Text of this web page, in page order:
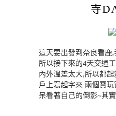
寺
這天要出發到奈良看鹿,
所以接下來的4天交通
內外溫差太大,所以都
戶上寫起字來 兩個寶
呆看著自己的倒影~其